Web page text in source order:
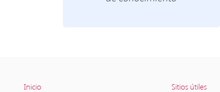
Inicio Sitios útiles